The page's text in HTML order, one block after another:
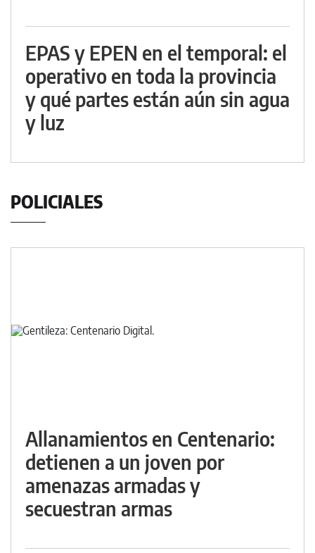
EPAS y EPEN en el temporal: el
operativo en toda la provincia
y qué partes están aún sin agua
y luz
POLICIALES
Allanamientos en Centenario:
detienen a un joven por
amenazas armadas y
secuestran armas